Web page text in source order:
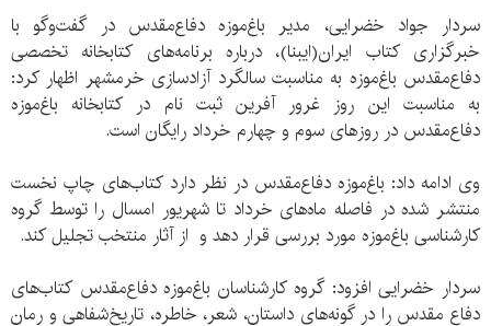
سردار جواد خضرایی، مدیر باغ‌موزه دفاع‌مقدس در گفت‌وگو با
خبرگزاری کتاب ایران(ایبنا)، درباره برنامه‌های کتابخانه تخصصی
دفاع‌مقدس باغ‌موزه به مناسبت سالگرد آزادسازی خرمشهر اظهار کرد:
به مناسبت این روز غرور آفرین ثبت نام در کتابخانه باغ‌موزه
دفاع‌مقدس در روز‌های سوم و چهارم خرداد رایگان است.
وی ادامه داد: باغ‌موزه دفاع‌مقدس در نظر دارد کتاب‌های چاپ نخست
منتشر شده در فاصله ماه‌های خرداد تا شهریور امسال را توسط گروه
کارشناسی باغ‌موزه مورد بررسی قرار دهد و از آثار منتخب تجلیل کند.
سردار خضرایی افزود: گروه کارشناسان باغ‌موزه دفاع‌مقدس کتاب‌های
دفاع مقدس را در گونه‌های داستان، شعر، خاطره، تاریخ‌شفاهی و رمان